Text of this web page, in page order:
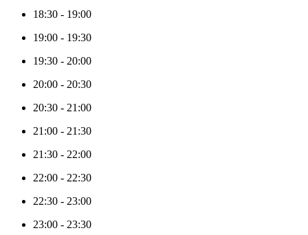
18:30 - 19:00
19:00 - 19:30
19:30 - 20:00
20:00 - 20:30
20:30 - 21:00
21:00 - 21:30
21:30 - 22:00
22:00 - 22:30
22:30 - 23:00
23:00 - 23:30